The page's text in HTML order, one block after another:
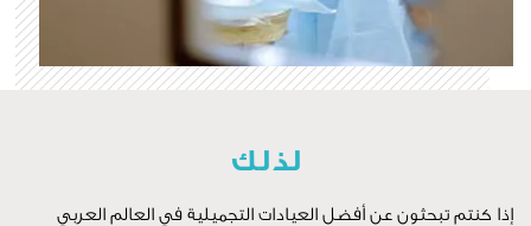
عن أفضل العيادات التجميلية في العالم العربي